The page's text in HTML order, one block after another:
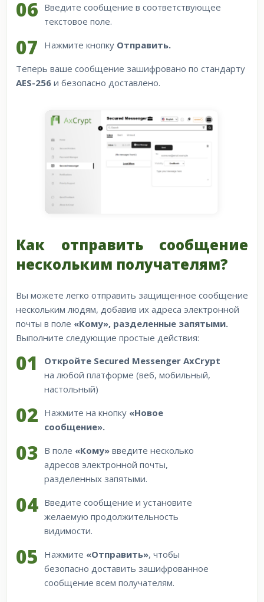
Введите сообщение в соответствующее
текстовое поле.
Нажмите кнопку Отправить.
Теперь ваше сообщение зашифровано по стандарту
AES-256 и безопасно доставлено.
Как отправить сообщение
нескольким получателям?
Вы можете легко отправить защищенное сообщение
нескольким людям, добавив их адреса электронной
почты в поле «Кому», разделенные запятыми.
Выполните следующие простые действия:
Откройте Secured Messenger AxCrypt
на любой платформе (веб, мобильный,
настольный)
Нажмите на кнопку «Новое
сообщение».
В поле «Кому» введите несколько
адресов электронной почты,
разделенных запятыми.
Введите сообщение и установите
желаемую продолжительность
видимости.
Нажмите «Отправить», чтобы
безопасно доставить зашифрованное
сообщение всем получателям.